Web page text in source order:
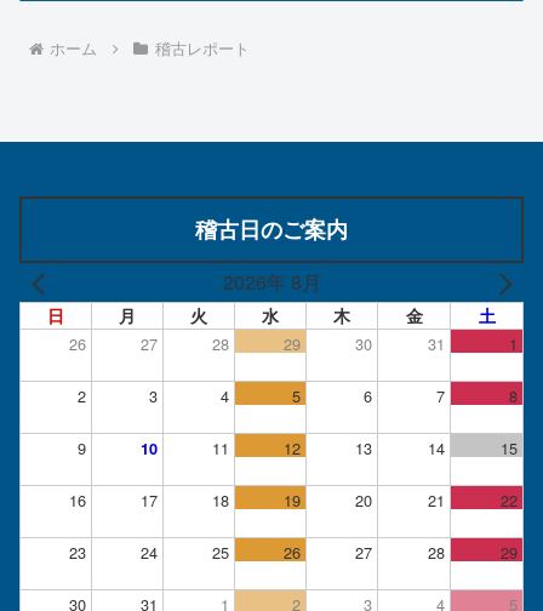
ホーム 稽古レポート
稽古日のご案内
2026年 8月
日 月 火 水 木 金 土
26 27 28 29 30 31 1
2 3 4 5 6 7 8
9 10 11 12 13 14 15
16 17 18 19 20 21 22
23 24 25 26 27 28 29
30 31 1 2 3 4 5